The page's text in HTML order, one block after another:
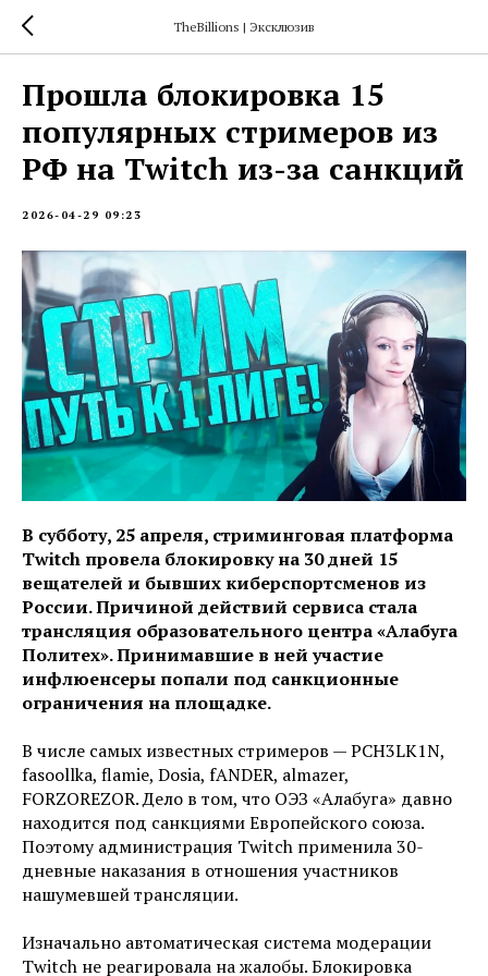
TheBillions | Эксклюзив
Прошла блокировка 15
популярных стримеров из
РФ на Twitch из-за санкций
2026-04-29 09:23
В субботу, 25 апреля, стриминговая платформа
Twitch провела блокировку на 30 дней 15
вещателей и бывших киберспортсменов из
России. Причиной действий сервиса стала
трансляция образовательного центра «Алабуга
Политех». Принимавшие в ней участие
инфлюенсеры попали под санкционные
ограничения на площадке.
В числе самых известных стримеров — PCH3LK1N,
fasoollka, flamie, Dosia, fANDER, almazer,
FORZOREZOR. Дело в том, что ОЭЗ «Алабуга» давно
находится под санкциями Европейского союза.
Поэтому администрация Twitch применила 30-
дневные наказания в отношения участников
нашумевшей трансляции.
Изначально автоматическая система модерации
Twitch не реагировала на жалобы. Блокировка